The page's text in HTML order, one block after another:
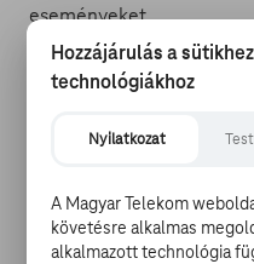
eseményeket.
Egyedül Cho Chang
szerinte a figurája egy
természetkutató
természettudósként
Attenborough tudósítana
Hozzájárulás a
technológiákhoz
Nyilatkozat
A Magyar Telekom
követésre alkalmas
alkalmazott technológia